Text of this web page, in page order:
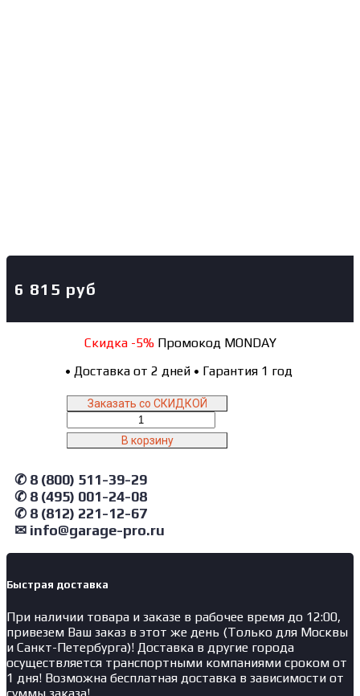
6 815 руб
Скидка -5%Промокод MONDAY
• Доставка от 2 дней • Гарантия 1 год
Заказать со СКИДКОЙ
товара
ZAP4G-
ZAUBER
AIR
Фильтр
воздушный
7
карманов
G4
рамке
596X980X300
мм
В корзину
✆ 8 (800) 511-39-29
✆ 8 (495) 001-24-08
✆ 8 (812) 221-12-67
✉ info@garage-pro.ru
Быстрая доставка
При наличии товара и заказе в рабочее время до 12:00,
привезем Ваш заказ в этот же день (Только для Москвы
и Санкт-Петербурга)! Доставка в другие города
осуществляется транспортными компаниями сроком от
1 дня! Возможна бесплатная доставка в зависимости от
суммы заказа!